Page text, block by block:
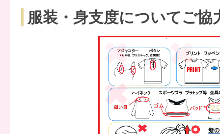
服装・身支度についてご協